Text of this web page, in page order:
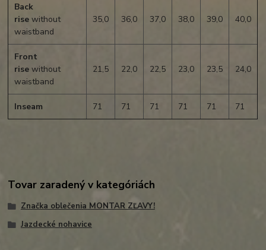
Back
rise without
waistband
35,0 36,0 37,0 38,0 39,0 40,0
Front
rise without
waistband
21,5 22,0 22,5 23,0 23,5 24,0
Inseam 71 71 71 71 71 71
Tovar zaradený v kategóriách
Značka oblečenia MONTAR ZĽAVY!
Jazdecké nohavice